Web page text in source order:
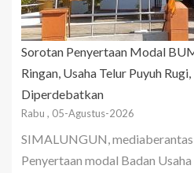
Sorotan Penyertaan Modal
Ringan, Usaha Telur Puyuh
Diperdebatkan
Rabu , 05-Agustus-2026
SIMALUNGUN,
Penyertaan modal Badan